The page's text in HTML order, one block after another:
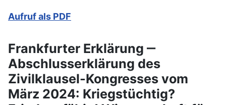
Aufruf als PDF
Frankfurter Erklärung ‒
Abschlusserklärung des
Zivilklausel-Kongresses vom
März 2024: Kriegstüchtig?